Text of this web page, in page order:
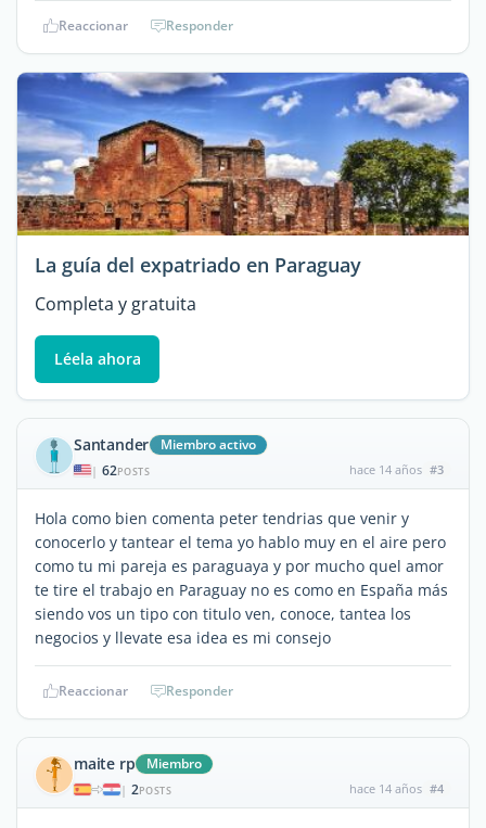
Reaccionar Responder
La guía del expatriado en Paraguay
Completa y gratuita
Léela ahora
Santander Miembro activo
| 62POSTS hace 14 años #3
Hola como bien comenta peter tendrias que venir y
conocerlo y tantear el tema yo hablo muy en el aire pero
como tu mi pareja es paraguaya y por mucho quel amor
te tire el trabajo en Paraguay no es como en España más
siendo vos un tipo con titulo ven, conoce, tantea los
negocios y llevate esa idea es mi consejo
Reaccionar Responder
maite rp Miembro
| 2POSTS hace 14 años #4